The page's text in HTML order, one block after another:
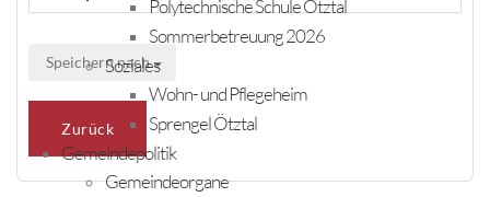
Polytechnische Schule Ötztal
Sommerbetreuung 2026
Soziales
Wohn- und Pflegeheim
Sprengel Ötztal
Gemeindepolitik
Gemeindeorgane
Speichern nach
Zurück